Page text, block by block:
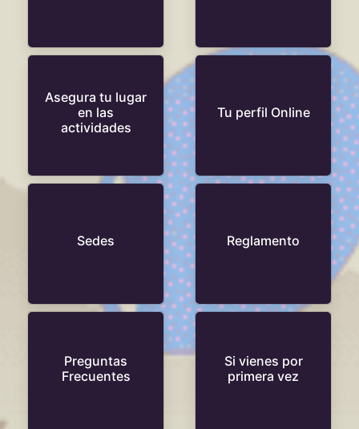
Asegura tu lugar
en las
actividades
Tu perfil Online
Sedes Reglamento
Preguntas
Frecuentes
Si vienes por
primera vez